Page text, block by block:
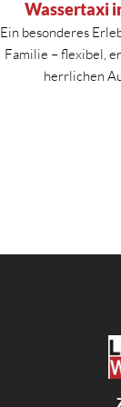
Wassertaxi
Ein besonderes
Familie – flexibel,
herrlichen